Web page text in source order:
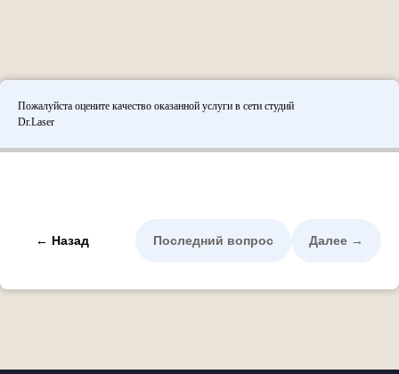
Пожалуйста оцените качество оказанной услуги в сети студий
Dr.Laser
← Назад Далее →
Последний вопрос